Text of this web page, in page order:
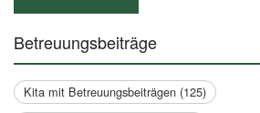
Betreuungsbeiträge
Kita mit Betreuungsbeiträgen (125)